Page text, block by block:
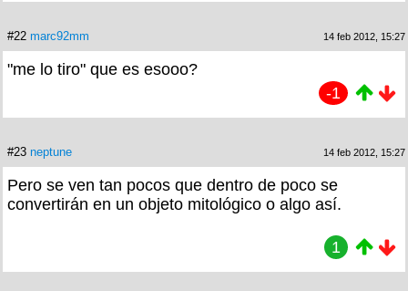
#22 marc92mm 14 feb 2012, 15:27
"me lo tiro" que es esooo?
-1
#23 neptune 14 feb 2012, 15:27
Pero se ven tan pocos que dentro de poco se
convertirán en un objeto mitológico o algo así.
1